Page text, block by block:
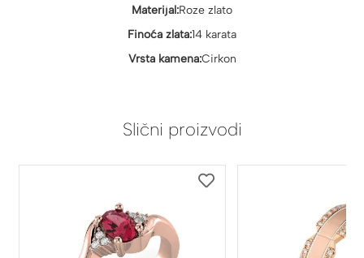
Materijal:Roze zlato
Finoća zlata:14 karata
Vrsta kamena:Cirkon
Slični proizvodi